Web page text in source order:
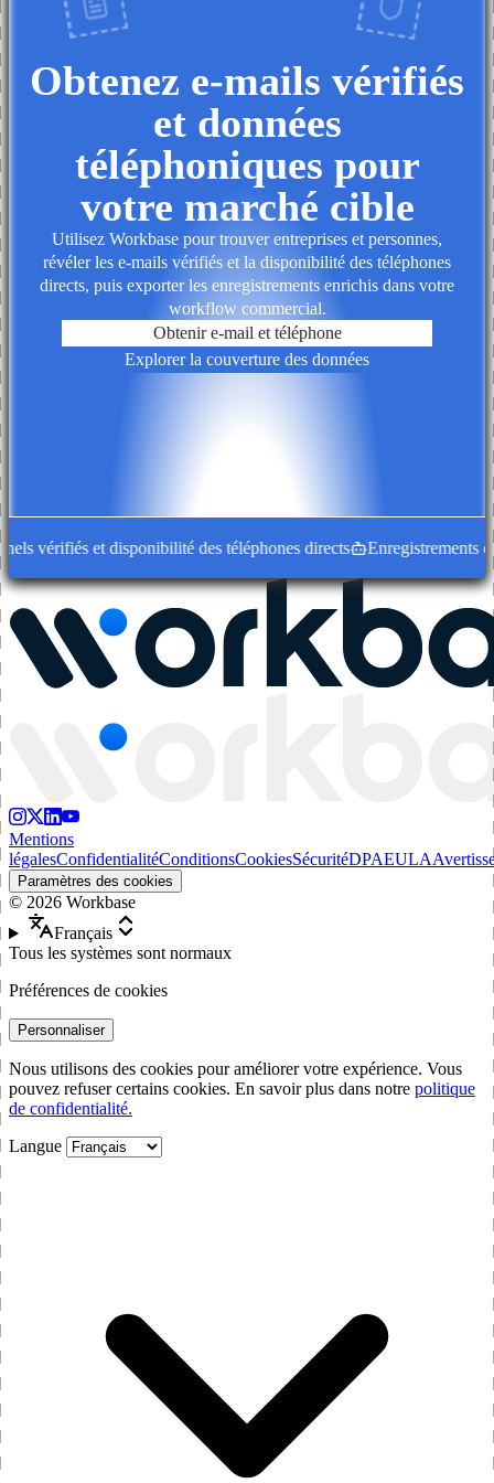
Obtenez e-mails vérifiés
et données
téléphoniques pour
votre marché cible
Utilisez Workbase pour trouver entreprises et personnes,
révéler les e-mails vérifiés et la disponibilité des téléphones
directs, puis exporter les enregistrements enrichis dans votre
workflow commercial.
Obtenir e-mail et téléphone
Explorer la couverture des données
vérifiés et disponibilité des téléphones directs Enregistrements
Mentions
légalesConfidentialitéConditionsCookiesSécuritéDPAEULA
Paramètres des cookies
© 2026 Workbase
Français
Tous les systèmes sont normaux
Préférences de cookies
Personnaliser
Nous utilisons des cookies pour améliorer votre expérience. Vous
pouvez refuser certains cookies. En savoir plus dans notre politique
de confidentialité.
Langue